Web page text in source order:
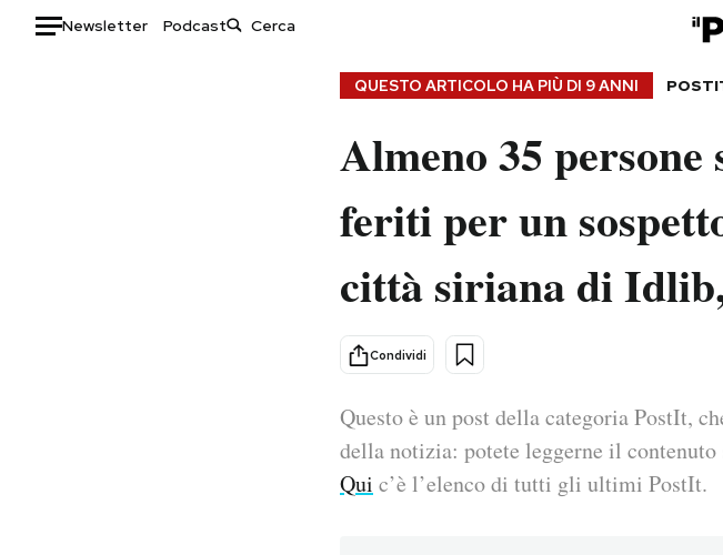
Newsletter Podcast
Storie/Idee
Altrecose
Mondiali calcio 2026
QUESTO ARTICOLO HA PIÙ DI 9 ANNI
Almeno 35 persone
feriti per un
città siriana di
Condividi
Questo è un post della categoria PostIt,
della notizia: potete leggerne il
Qui c’è l’elenco di tutti gli ultimi PostIt.